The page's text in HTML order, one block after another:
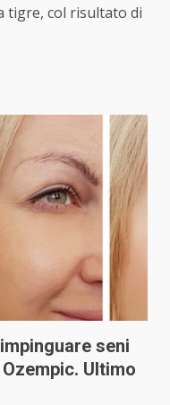
tigre, col risultato di
seni
Ultimo